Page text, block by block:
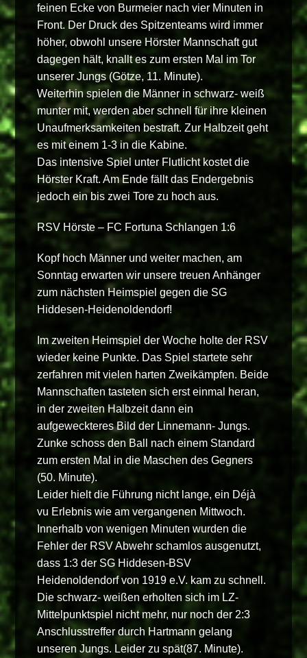
feinen Ecke von Burmeier nach vier Minuten in
Front. Der Druck des Spitzenteams wird immer
höher, obwohl unsere Hörster Mannschaft gut
dagegen hält, knallt es zum ersten Mal im Tor
unserer Jungs (Götze, 11. Minute).
Weiterhin spielen die Männer in schwarz- weiß
munter mit, werden aber schnell für ihre kleinen
Unaufmerksamkeiten bestraft. Zur Halbzeit geht
es mit einem 1-3 in die Kabine.
Das intensive Spiel unter Flutlicht kostet die
Hörster Kraft. Am Ende fällt das Endergebnis
jedoch ein bis zwei Tore zu hoch aus.
RSV Hörste – FC Fortuna Schlangen 1:6
Kopf hoch Männer und weiter machen, am
Sonntag erwarten wir unsere treuen Anhänger
zum nächsten Heimspiel gegen die SG
Hiddesen-Heidenoldendorf!
Im zweiten Heimspiel der Woche holte der RSV
wieder keine Punkte. Das Spiel startete sehr
zerfahren mit vielen harten Zweikämpfen. Beide
Mannschaften tasteten sich erst einmal heran,
in der zweiten Halbzeit dann ein
aufgeweckteres Bild der Linnemann- Jungs.
Zunke schoss den Ball nach einem Standard
zum ersten Mal in die Maschen des Gegners
(50. Minute).
Leider hielt die Führung nicht lange, ein Déjà
vu Erlebnis wie am vergangenen Mittwoch.
Innerhalb von wenigen Minuten wurden die
Fehler der RSV Abwehr schamlos ausgenutzt,
dass 1:3 der SG Hiddesen-BSV
Heidenoldendorf von 1919 e.V. kam zu schnell.
Die schwarz- weißen erholten sich im LZ-
Mittelpunktspiel nicht mehr, nur noch der 2:3
Anschlusstreffer durch Hartmann gelang
unseren Jungs. Leider zu spät(87. Minute).